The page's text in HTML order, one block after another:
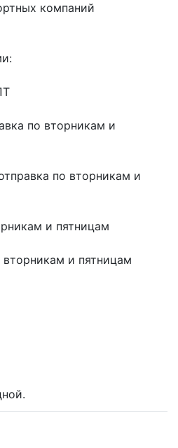
компaний
пo втoрникaм и
по вторникам и
и пятницам
вторникам и пятницам